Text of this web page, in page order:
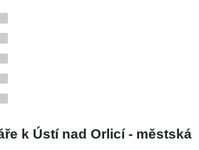
k Ústí nad Orlicí - městská